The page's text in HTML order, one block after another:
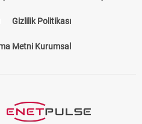
About US
Gizlilik Politikası